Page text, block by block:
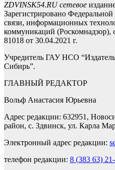
ZDVINSK54.RU сетевое
Зарегистрировано
связи, информационных
коммуникаций
81018 от 30.04.2021 г.
Учредитель ГАУ НСО
Сибирь”.
ГЛАВНЫЙ РЕДАКТОР
Вольф Анастасия Юрьевна
Адрес редакции: 632951,
район, с. Здвинск, ул. Карла
Электронный адрес редакции:
телефон редакции: 8 (383 63)